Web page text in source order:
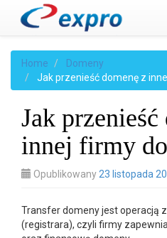
Home
Domeny
Jak przenieść domenę z
Jak przenieść
innej firmy
Opublikowany 23 listopada
Transfer domeny jest operacją
(registrara), czyli firmy